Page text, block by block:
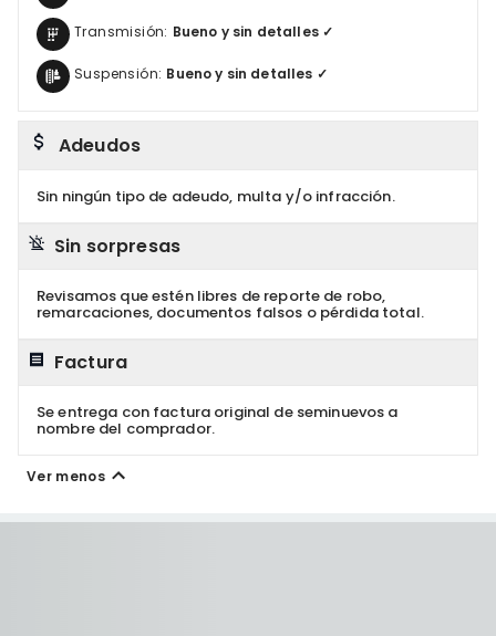
Transmisión: Bueno y sin detalles ✓
Suspensión: Bueno y sin detalles ✓
Adeudos
Sin ningún tipo de adeudo, multa y/o infracción.
Sin sorpresas
Revisamos que estén libres de reporte de robo,
remarcaciones, documentos falsos o pérdida total.
Factura
Se entrega con factura original de seminuevos a
nombre del comprador.
Ver menos